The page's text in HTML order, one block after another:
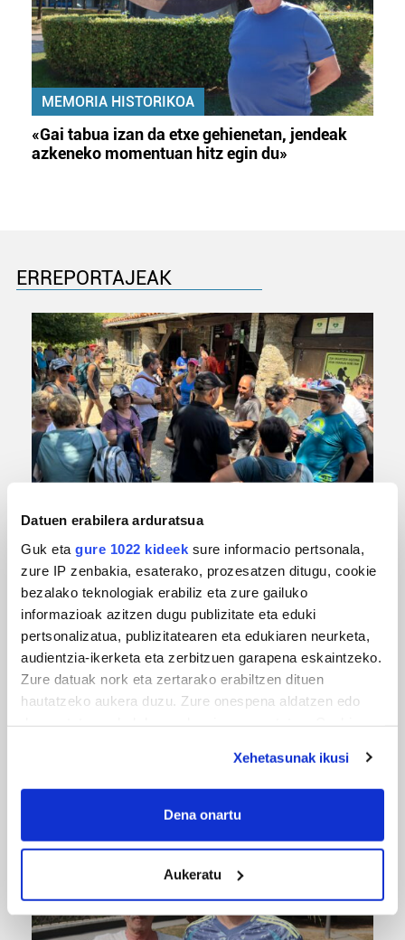
Datuen erabilera arduratsua
Guk eta gure 1022 kideek sure informacio pertsonala,
zure IP zenbakia, esaterako, prozesatzen ditugu, cookie
bezalako teknologiak erabiliz eta zure gailuko
informazioak azitzen dugu publizitate eta eduki
pertsonalizatua, publizitatearen eta edukiaren neurketa,
audientzia-ikerketa eta zerbitzuen garapena eskaintzeko.
Zure datuak nork eta zertarako erabiltzen dituen
hautatzeko aukera duzu. Zure onespena aldatzen edo
If you allow, we would also like to:
Collect information about your geographical
meters
Identify your device by actively scanning it for
specific characteristics (fingerprinting)
Find out more about how your personal data is processed
Xehetasunak ikusi
Dena onartu
Aukeratu
MEMORIA HISTORIKOA
«Gai tabua izan da etxe gehienetan, jendeak
azkeneko momentuan hitz egin du»
ERREPORTAJEAK
Urbiako zelaiak erromeria leku
'Amaaaa!' abestiekin